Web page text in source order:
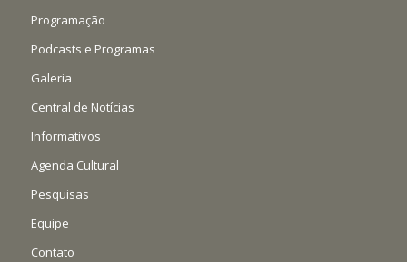
Programação
Podcasts e Programas
Galeria
Central de Notícias
Informativos
Agenda Cultural
Pesquisas
Equipe
Contato